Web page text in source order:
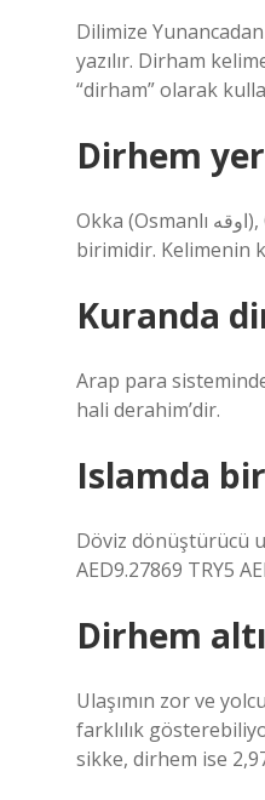
Dilimize
yazılır. Dirham
“dirham” olarak
Dirhem
Okka (Osmanlı اوقه), Osmanlı İmparatorluğu’nda kullanılan, 1282 gram ve 400 dirheme eşit olan eski bir ağırlık
birimidir. Kelimenin
Kuranda
Arap para
hali derahim’dir.
Islamda
Döviz dönüştürücü
AED9.27869 TRY5
Dirhem
Ulaşımın zor ve
farklılık
sikke, dirhem ise